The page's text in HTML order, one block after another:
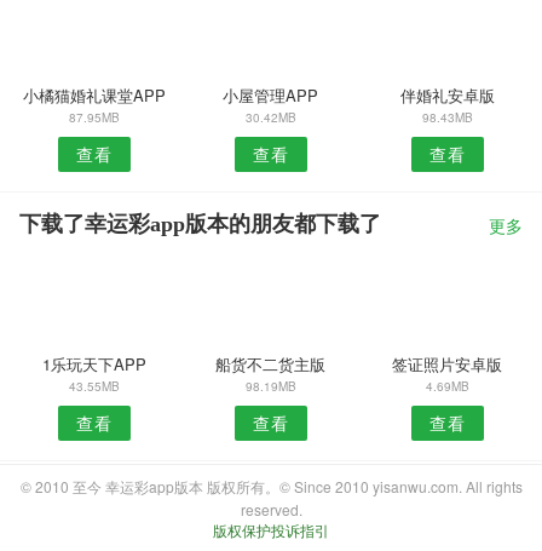
小橘猫婚礼课堂APP
87.95MB
查看
小屋管理APP
30.42MB
查看
伴婚礼安卓版
98.43MB
查看
下载了幸运彩app版本的朋友都下载了 更多
1乐玩天下APP
43.55MB
查看
船货不二货主版
98.19MB
查看
签证照片安卓版
4.69MB
查看
© 2010 至今 幸运彩app版本 版权所有。© Since 2010 yisanwu.com. All rights
reserved.
版权保护投诉指引